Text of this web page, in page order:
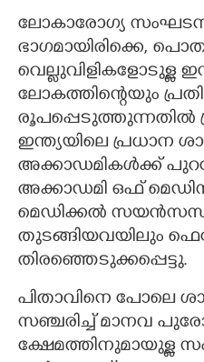
ലോകാരോഗ്യ
ഭാഗമായിരിക്കെ,
വെല്ലുവിളികളോടുള്ള
ലോകത്തിന്റെയും
രൂപപ്പെടുത്തുന്നതിൽ
ഇന്ത്യയിലെ പ്രധാന
അക്കാഡമികൾക്ക്
അക്കാഡമി ഒഫ്
മെഡിക്കൽ
തുടങ്ങിയവയിലും
തിരഞ്ഞെടുക്കപ്പെട്ടു.
പിതാവിനെ പോലെ
സഞ്ചരിച്ച് മാനവ
ക്ഷേമത്തിനുമായുള്ള